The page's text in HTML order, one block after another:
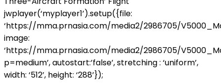
jwplayer(‘myplayer1’).setup({file:
‘https://mma.prnasia.com/media2/2986705/
image:
‘https://mma.prnasia.com/media2/2986705/
p=medium’, autostart:’false’, stretching : ‘uniform’,
width: ‘512’, height: ‘288’});